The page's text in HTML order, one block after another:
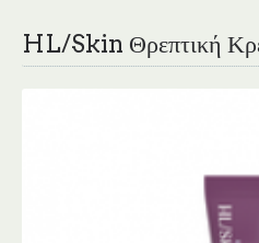
HL/Skin Θρεπτική